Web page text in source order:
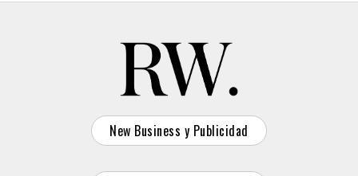
New Business y Publicidad